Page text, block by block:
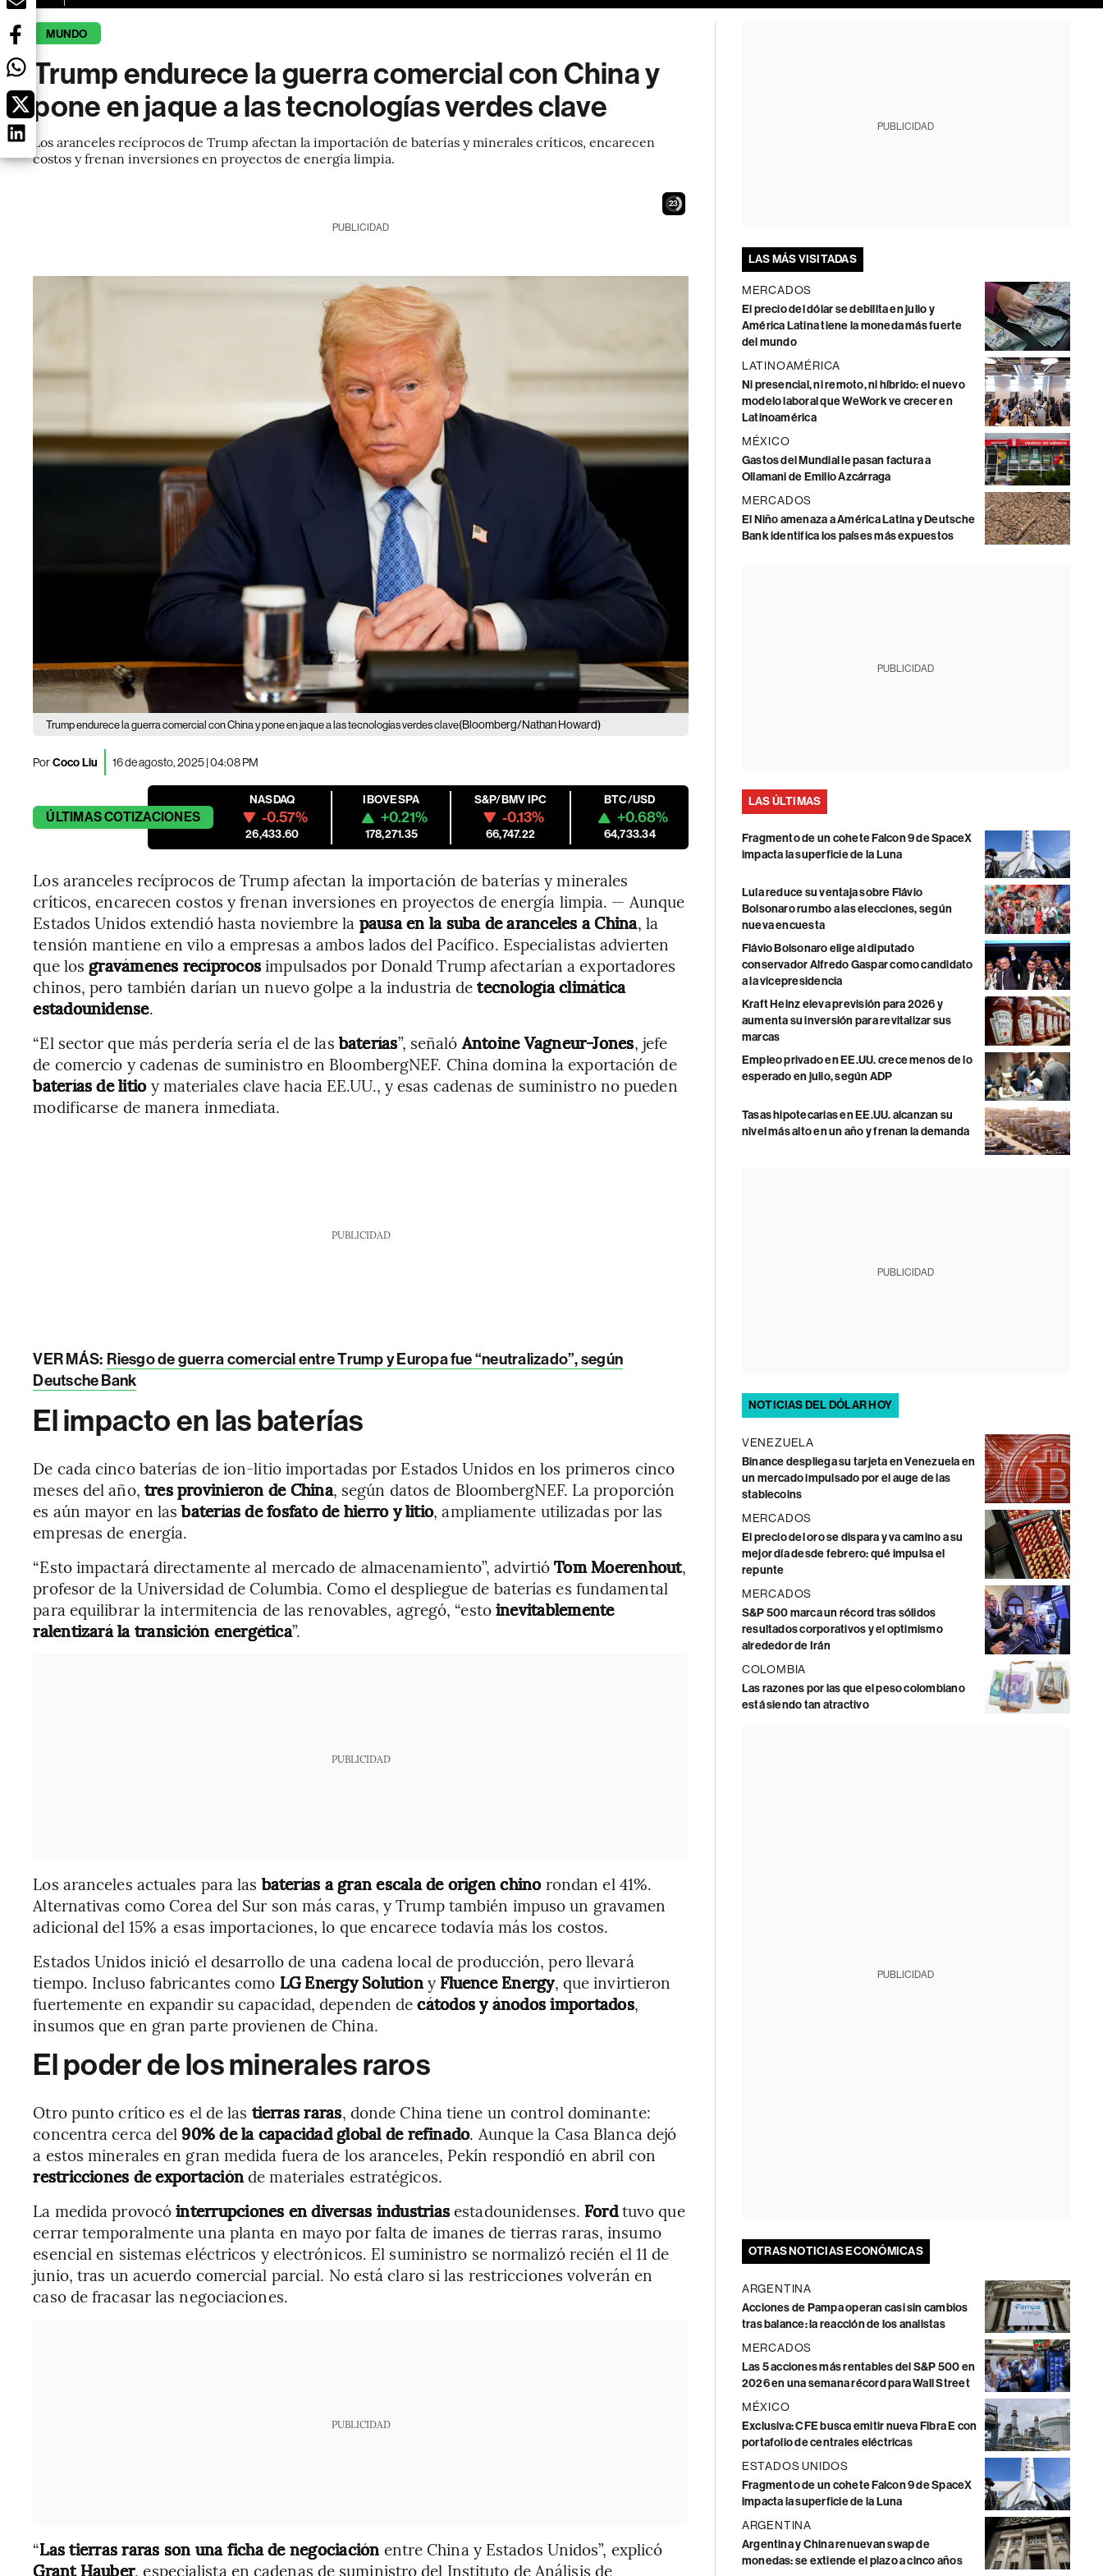
MUNDO
Trump endurece la guerra comercial con China y
pone en jaque a las tecnologías verdes clave
Los aranceles recíprocos de Trump afectan la importación de baterías y minerales críticos, encarecen
costos y frenan inversiones en proyectos de energía limpia.
22
PUBLICIDAD
Trump endurece la guerra comercial con China y pone en jaque a las tecnologías verdes clave(Bloomberg/Nathan Howard)
PorCoco Liu 16 de agosto, 2025 | 04:08 PM
ÚLTIMASCOTIZACIONES
NASDAQ
-0.57%
26,433.60
IBOVESPA
+0.21%
178,271.35
S&P/BMV IPC
-0.13%
66,747.22
BTC/USD
+0.68%
64,733.34
Los aranceles recíprocos de Trump afectan la importación de baterías y minerales
críticos, encarecen costos y frenan inversiones en proyectos de energía limpia. — Aunque
Estados Unidos extendió hasta noviembre la pausa en la suba de aranceles a China, la
tensión mantiene en vilo a empresas a ambos lados del Pacífico. Especialistas advierten
que los gravámenes recíprocosimpulsados por Donald Trump afectarían a exportadores
chinos, pero también darían un nuevo golpe a la industria detecnología climática
estadounidense.
“El sector que más perdería sería el de las baterías”, señalóAntoine Vagneur-Jones, jefe
de comercio y cadenas de suministro en BloombergNEF. China domina la exportación de
baterías de litioy materiales clave hacia EE.UU., y esas cadenas de suministro no pueden
modificarse de manera inmediata.
PUBLICIDAD
VER MÁS: Riesgo de guerra comercial entre Trump y Europa fue “neutralizado”, según
Deutsche Bank
El impacto en las baterías
De cada cinco baterías de ion-litio importadas por Estados Unidos en los primeros cinco
meses del año, tres provinieron de China, según datos de BloombergNEF. La proporción
es aún mayor en lasbaterías de fosfato de hierro y litio, ampliamente utilizadas por las
empresas de energía.
“Esto impactará directamente al mercado de almacenamiento”, advirtióTom Moerenhout,
profesor de la Universidad de Columbia. Como el despliegue de baterías es fundamental
para equilibrar la intermitencia de las renovables, agregó, “estoinevitablemente
ralentizará la transición energética”.
PUBLICIDAD
Los aranceles actuales para las baterías a gran escala de origen chinorondan el 41%.
Alternativas como Corea del Sur son más caras, y Trump también impuso un gravamen
adicional del 15% a esas importaciones, lo que encarece todavía más los costos.
Estados Unidos inició el desarrollo de una cadena local de producción, pero llevará
tiempo. Incluso fabricantes como LG Energy Solutiony Fluence Energy, que invirtieron
fuertemente en expandir su capacidad, dependen decátodos y ánodos importados,
insumos que en gran parte provienen de China.
El poder de los minerales raros
Otro punto crítico es el de las tierras raras, donde China tiene un control dominante:
concentra cerca del90% de la capacidad global de refinado. Aunque la Casa Blanca dejó
a estos minerales en gran medida fuera de los aranceles, Pekín respondió en abril con
restricciones de exportaciónde materiales estratégicos.
La medida provocóinterrupciones en diversas industriasestadounidenses. Fordtuvo que
cerrar temporalmente una planta en mayo por falta de imanes de tierras raras, insumo
esencial en sistemas eléctricos y electrónicos. El suministro se normalizó recién el 11 de
junio, tras un acuerdo comercial parcial. No está claro si las restricciones volverán en
caso de fracasar las negociaciones.
PUBLICIDAD
“Las tierras raras son una ficha de negociación entre China y Estados Unidos”, explicó
Grant Hauber, especialista en cadenas de suministro del Instituto de Análisis de
PUBLICIDAD
LAS MÁS VISITADAS
MERCADOS
El precio del dólar se debilita en julio y
América Latina tiene la moneda más fuerte
del mundo
LATINOAMÉRICA
Ni presencial, ni remoto, ni híbrido: el nuevo
modelo laboral que WeWork ve crecer en
Latinoamérica
MÉXICO
Gastos del Mundial le pasan factura a
Ollamani de Emilio Azcárraga
MERCADOS
El Niño amenaza a América Latina y Deutsche
Bank identifica los países más expuestos
PUBLICIDAD
LAS ÚLTIMAS
Fragmento de un cohete Falcon 9 de SpaceX
impacta la superficie de la Luna
Lula reduce su ventaja sobre Flávio
Bolsonaro rumbo a las elecciones, según
nueva encuesta
Flávio Bolsonaro elige al diputado
conservador Alfredo Gaspar como candidato
a la vicepresidencia
Kraft Heinz eleva previsión para 2026 y
aumenta su inversión para revitalizar sus
marcas
Empleo privado en EE.UU. crece menos de lo
esperado en julio, según ADP
Tasas hipotecarias en EE.UU. alcanzan su
nivel más alto en un año y frenan la demanda
PUBLICIDAD
NOTICIAS DEL DÓLAR HOY
VENEZUELA
Binance despliega su tarjeta en Venezuela en
un mercado impulsado por el auge de las
stablecoins
MERCADOS
El precio del oro se dispara y va camino a su
mejor día desde febrero: qué impulsa el
repunte
MERCADOS
S&P 500 marca un récord tras sólidos
resultados corporativos y el optimismo
alrededor de Irán
COLOMBIA
Las razones por las que el peso colombiano
está siendo tan atractivo
PUBLICIDAD
OTRAS NOTICIAS ECONÓMICAS
ARGENTINA
Acciones de Pampa operan casi sin cambios
tras balance: la reacción de los analistas
MERCADOS
Las 5 acciones más rentables del S&P 500 en
2026 en una semana récord para Wall Street
MÉXICO
Exclusiva: CFE busca emitir nueva Fibra E con
portafolio de centrales eléctricas
ESTADOS UNIDOS
Fragmento de un cohete Falcon 9 de SpaceX
impacta la superficie de la Luna
ARGENTINA
Argentina y China renuevan swap de
monedas: se extiende el plazo a cinco años